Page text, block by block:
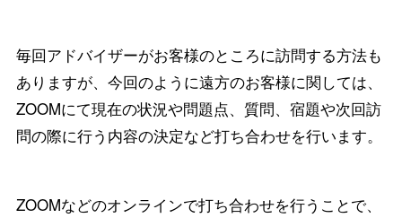
毎回アドバイザーがお客様のところに訪問する方法も
ありますが、今回のように遠方のお客様に関しては、
ZOOMにて現在の状況や問題点、質問、宿題や次回訪
問の際に行う内容の決定など打ち合わせを行います。
ZOOMなどのオンラインで打ち合わせを行うことで、